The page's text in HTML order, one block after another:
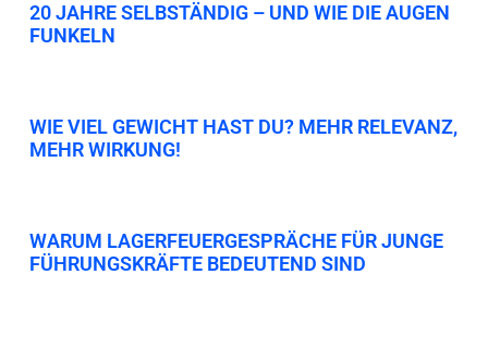
20 JAHRE SELBSTÄNDIG – UND WIE DIE AUGEN
FUNKELN
WIE VIEL GEWICHT HAST DU? MEHR RELEVANZ,
MEHR WIRKUNG!
WARUM LAGERFEUERGESPRÄCHE FÜR JUNGE
FÜHRUNGSKRÄFTE BEDEUTEND SIND